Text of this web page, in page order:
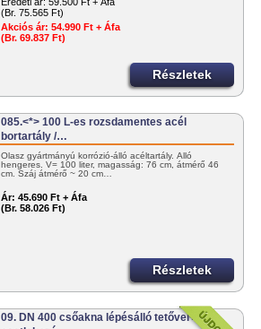
(Br. 75.565 Ft)
Akciós ár: 54.990 Ft + Áfa
(Br. 69.837 Ft)
Részletek
085.<*> 100 L-es rozsdamentes acél
bortartály /…
Olasz gyártmányú korrózió-álló acéltartály. Álló
hengeres. V= 100 liter, magasság: 76 cm, átmérő 46
cm. Száj átmérő ~ 20 cm…
Ár: 45.690 Ft + Áfa
(Br. 58.026 Ft)
Részletek
09. DN 400 csőakna lépésálló tetővel+2 db